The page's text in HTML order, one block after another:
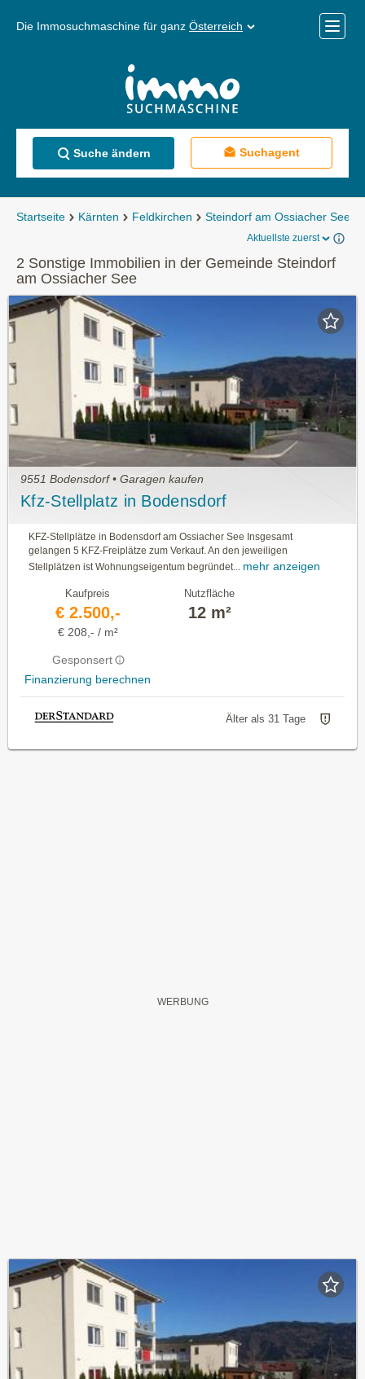
Die Immosuchmaschine für ganz Österreich
Menü
Suche ändern Suchagent
Startseite Kärnten Feldkirchen Steindorf am Ossiacher See
Aktuellste zuerst
2 Sonstige Immobilien in der Gemeinde Steindorf
am Ossiacher See
9551 Bodensdorf • Garagen kaufen
Kfz-Stellplatz in Bodensdorf
KFZ-Stellplätze in Bodensdorf am Ossiacher See Insgesamt
gelangen 5 KFZ-Freiplätze zum Verkauf. An den jeweiligen
Stellplätzen ist Wohnungseigentum begründet...
mehr anzeigen
Kaufpreis
€ 2.500,-
€ 208,- / m²
Gesponsert
Finanzierung berechnen
Nutzfläche
12 m²
Älter als 31 Tage